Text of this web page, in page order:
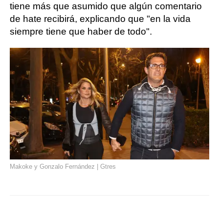
tiene más que asumido que algún comentario
de hate recibirá, explicando que "en la vida
siempre tiene que haber de todo".
Makoke y Gonzalo Fernández | Gtres